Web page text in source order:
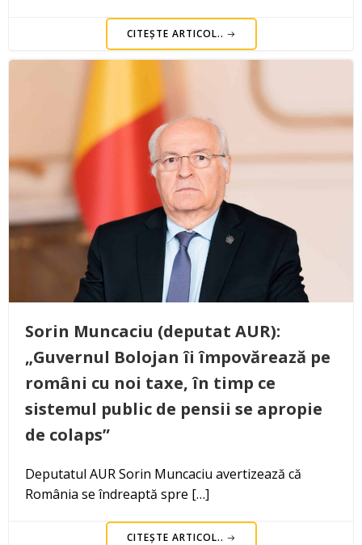
CITEȘTE ARTICOL..
Sorin Muncaciu (deputat AUR):
„Guvernul Bolojan îi împovărează pe
români cu noi taxe, în timp ce
sistemul public de pensii se apropie
de colaps”
Deputatul AUR Sorin Muncaciu avertizează că
România se îndreaptă spre […]
CITEȘTE ARTICOL..